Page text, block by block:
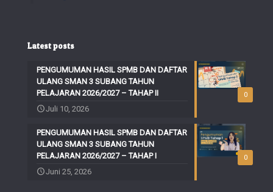
Latest posts
0
PENGUMUMAN HASIL SPMB DAN DAFTAR
ULANG SMAN 3 SUBANG TAHUN
PELAJARAN 2026/2027 – TAHAP II
Juli 10, 2026
0
PENGUMUMAN HASIL SPMB DAN DAFTAR
ULANG SMAN 3 SUBANG TAHUN
PELAJARAN 2026/2027 – TAHAP I
Juni 25, 2026